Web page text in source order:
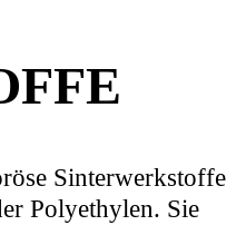
Sinterwerkstoffe
Polyethylen. Sie